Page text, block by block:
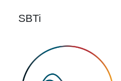
SBTi